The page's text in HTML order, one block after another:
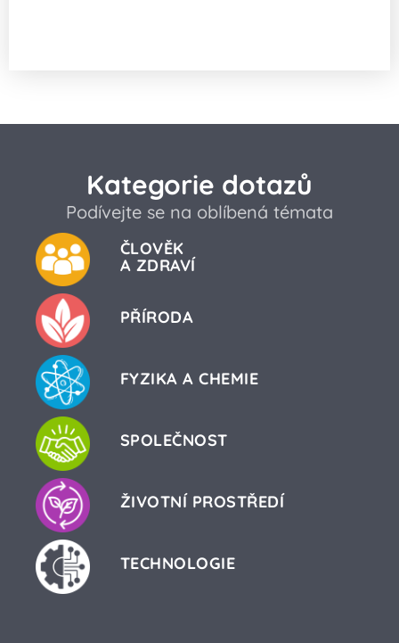
Kategorie dotazů
Podívejte se na oblíbená témata
ČLOVĚK
A ZDRAVÍ
PŘÍRODA
FYZIKA A CHEMIE
SPOLEČNOST
ŽIVOTNÍ PROSTŘEDÍ
TECHNOLOGIE